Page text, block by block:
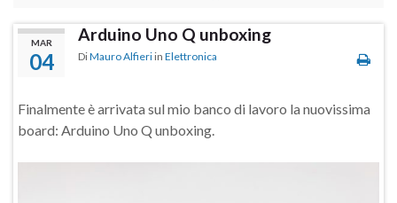
MAR
04
Arduino Uno Q unboxing
DiMauro Alfieri in Elettronica
Finalmente è arrivata sul mio banco di lavoro la nuovissima
board: Arduino Uno Q unboxing.